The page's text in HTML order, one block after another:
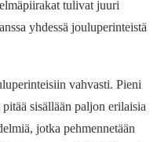
tulivat juuri
yhdessä jouluperinteistä
vahvasti. Pieni
sisällään paljon erilaisia
jotka pehmennetään